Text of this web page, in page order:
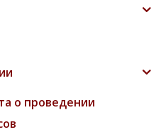
о проведении